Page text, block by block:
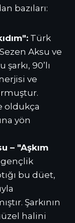
bazıları:
Türk
Aksu ve
90’lı
ve
oldukça
yön
– "Aşkım
gençlik
bu düet,
Şarkının
halini